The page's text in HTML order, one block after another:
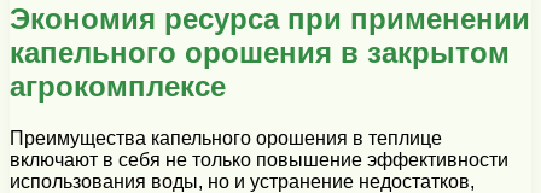
Экономия ресурса при применении
капельного орошения в закрытом
агрокомплексе
Преимущества капельного орошения в теплице
включают в себя не только повышение эффективности
использования воды, но и устранение недостатков,